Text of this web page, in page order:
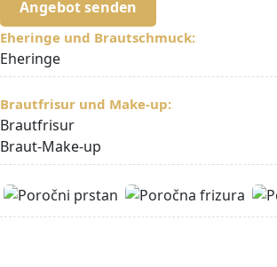
Angebot senden
Eheringe und Brautschmuck:
Eheringe
Brautfrisur und Make-up:
Brautfrisur
Braut-Make-up